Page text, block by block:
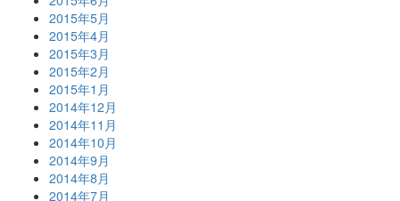
2015年5月
2015年4月
2015年3月
2015年2月
2015年1月
2014年12月
2014年11月
2014年10月
2014年9月
2014年8月
2014年7月